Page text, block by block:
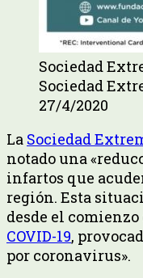
Sociedad
Sociedad
27/4/2020
La Sociedad
notado una
infartos que
región. Esta
desde el comienzo
COVID-19,
por coronavirus».